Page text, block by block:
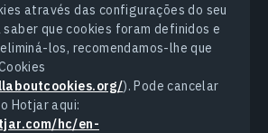
através das configurações do seu
saber que cookies foram definidos e
los, recomendamos-lhe que
). Pode cancelar
Hotjar aqui:
hc/en-